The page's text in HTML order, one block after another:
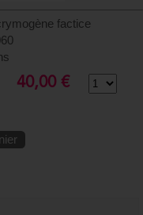
factice
40,00 €